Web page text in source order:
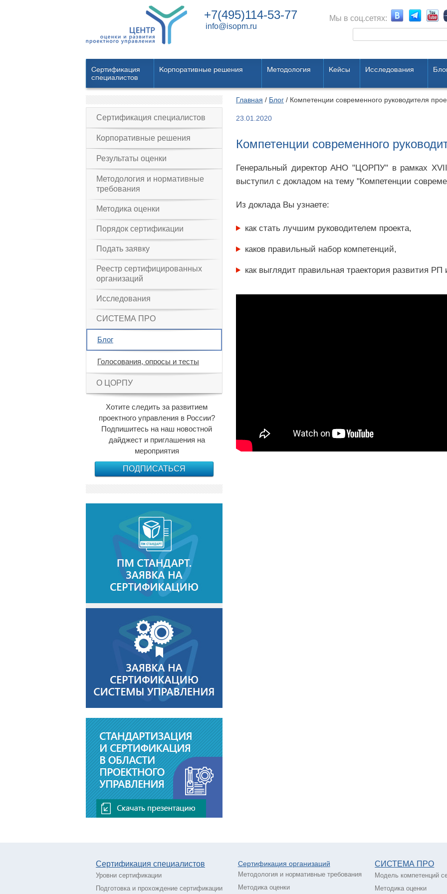
+7(495)114-53-77
info@isopm.ru
Мы в соц.сетях:
Сертификация
специалистов
Корпоративные решения Методология Кейсы Исследования
Сертификация специалистов
Корпоративные решения
Результаты оценки
Методология и нормативные
требования
Методика оценки
Порядок сертификации
Подать заявку
Реестр сертифицированных
организаций
Исследования
СИСТЕМА ПРО
Блог
Голосования, опросы и тесты
О ЦОРПУ
Хотите следить за развитием
проектного управления в России?
Подпишитесь на наш новостной
дайджест и приглашения на
мероприятия
ПОДПИСАТЬСЯ
Главная / Блог / Компетенции современного руководителя
23.01.2020
Компетенции современного
Генеральный директор АНО "ЦОРПУ" в рамках
выступил с докладом на тему "Компетенции
Из доклада Вы узнаете:
как стать лучшим руководителем проекта,
каков правильный набор компетенций,
как выглядит правильная траектория развития РП
Сертификация специалистов
Уровни сертификации
Подготовка и прохождение сертификации
Сертификация организаций
Методология и нормативные требования
Методика оценки
СИСТЕМА ПРО
Модель компетенций
Методика оценки